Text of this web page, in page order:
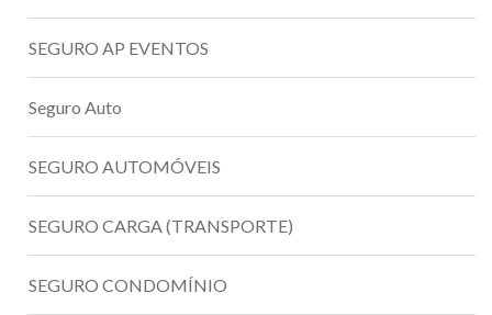
SEGURO AP EVENTOS
Seguro Auto
SEGURO AUTOMÓVEIS
SEGURO CARGA (TRANSPORTE)
SEGURO CONDOMÍNIO